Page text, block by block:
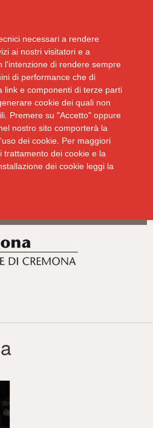
necessari a rendere
ai nostri visitatori e a
l'intenzione di rendere sempre
di performance che di
link e componenti di terze parti
cookie dei quali non
Premere su "Accetto" oppure
nostro sito comporterà la
dei cookie. Per maggiori
trattamento dei cookie e la
dei cookie leggi la